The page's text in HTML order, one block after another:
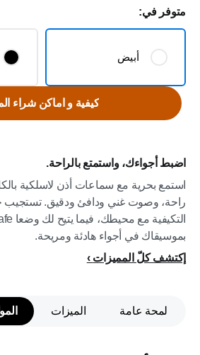
اضبط أجواءك، واستمتع بالراحة.
استمع بحرية مع سماعات أذن لاسلكية
راحة، وصوت غني ودافئ ودقيق. تستجيب
بموسيقاك في أجواء هادئة ومريحة.
إكتشف كلّ المميزات
متوفر في:
أبيض
كيفية و اماكن شراء
لمحة عامة الميزات